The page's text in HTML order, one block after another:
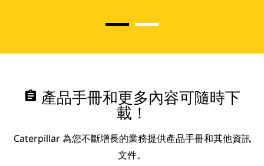
assignment 產品手冊和更多內容可隨時下
載！
Caterpillar 為您不斷增長的業務提供產品手冊和其他資訊
文件。